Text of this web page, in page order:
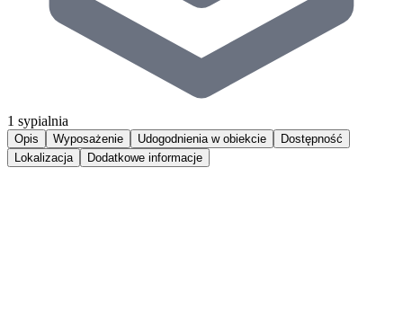
1 sypialnia
Opis Wyposażenie Udogodnienia w obiekcie
Dostępność
Lokalizacja
Dodatkowe informacje